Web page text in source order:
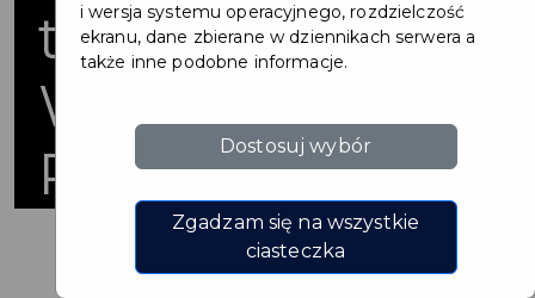
terenu przy ul.
Wojska
Polskiego 40
i wersja systemu operacyjnego, rozdzielczość
ekranu, dane zbierane w dziennikach serwera a
także inne podobne informacje.
Dostosuj wybór
Zgadzam się na wszystkie
ciasteczka